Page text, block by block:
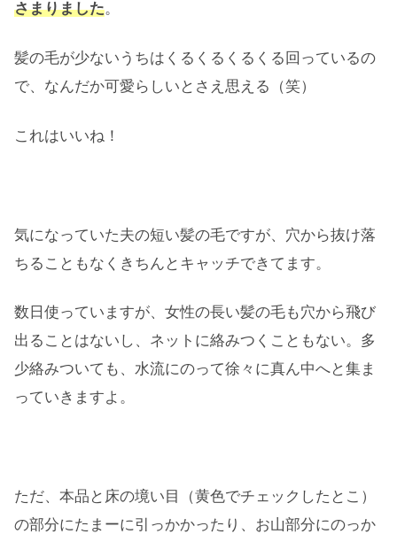
さまりました。
髪の毛が少ないうちはくるくるくるくる回っているの
で、なんだか可愛らしいとさえ思える（笑）
これはいいね！
気になっていた夫の短い髪の毛ですが、穴から抜け落
ちることもなくきちんとキャッチできてます。
数日使っていますが、女性の長い髪の毛も穴から飛び
出ることはないし、ネットに絡みつくこともない。多
少絡みついても、水流にのって徐々に真ん中へと集ま
っていきますよ。
ただ、本品と床の境い目（黄色でチェックしたとこ）
の部分にたまーに引っかかったり、お山部分にのっか